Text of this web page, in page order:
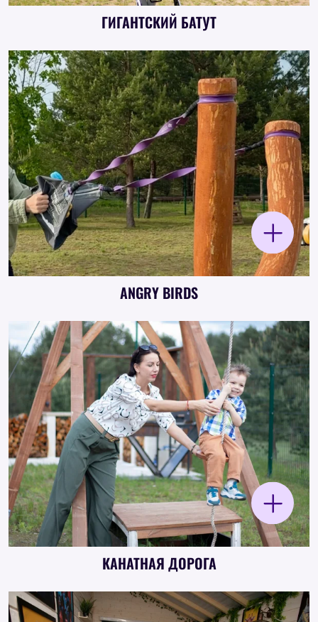
Большой надувной батут 7 × 10 метров с
различными надувными элементами и
горками внутри.
ГИГАНТСКИЙ БАТУТ
Огромная рогатка в стиле Angry Birds
используется для метания плюшевых птиц и
соревновательных заданий.
ANGRY BIRDS
КАНАТНАЯ ДОРОГА